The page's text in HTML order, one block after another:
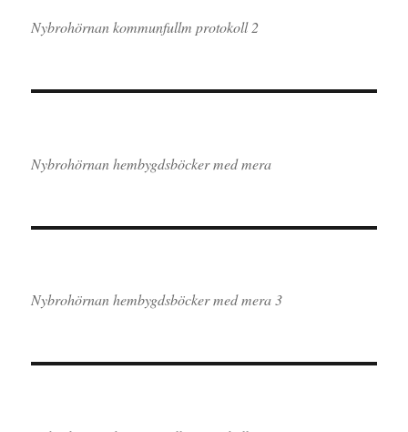
Nybrohörnan kommunfullm protokoll 2
Nybrohörnan hembygdsböcker med mera
Nybrohörnan hembygdsböcker med mera 3